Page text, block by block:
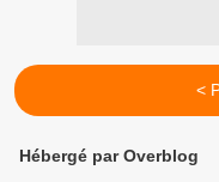
<
Hébergé par Overblog